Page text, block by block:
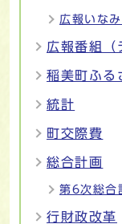
広報いな
広報番組（
稲美町ふる
統計
町交際費
総合計画
第6次総合
行財政改革